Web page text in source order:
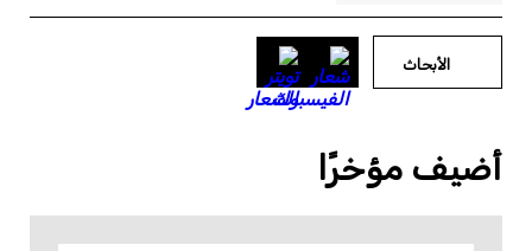
الأبحاث
أضيف مؤخرًا